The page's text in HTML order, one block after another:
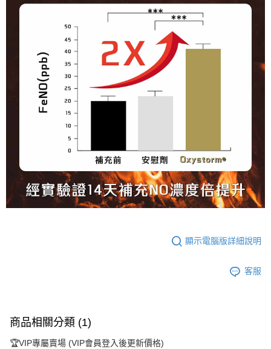
顯示電腦版詳細說明
客服
商品相關分類 (1)
🏆VIP專屬賣場 (VIP會員登入後更新價格)